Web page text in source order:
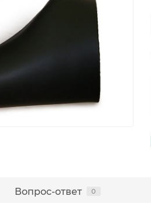
Вопрос-ответ 0